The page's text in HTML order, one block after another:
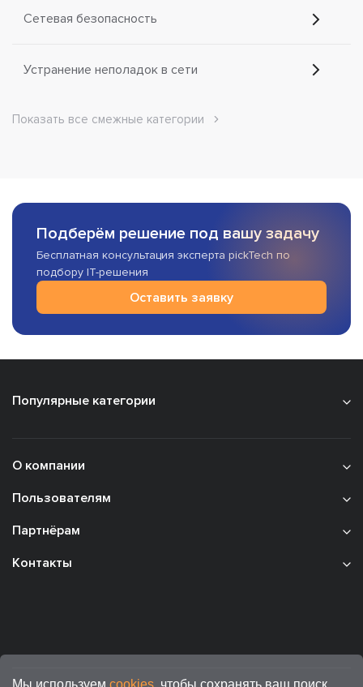
Сетевая безопасность
Устранение неполадок в сети
Показать все смежные категории
Подберём решение под вашу задачу
Бесплатная консультация эксперта pickTech по
подбору IT-решения
Оставить заявку
Популярные категории
О компании
Пользователям
Партнёрам
Контакты
Мы используем cookies , чтобы сохранять ваш поиск,